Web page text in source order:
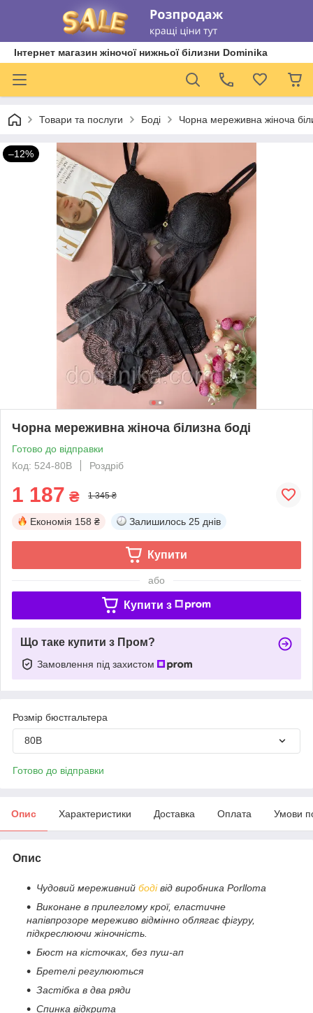
Інтернет магазин жіночої нижньої білизни Dominika
Товари та послуги Боді Чорна мереживна жіноча
–12%
Чорна мереживна жіноча білизна боді
Готово до відправки
Код: 524-80B
Роздріб
1 187 ₴ 1 345 ₴
Економія 158 ₴ Залишилось 25 днів
Купити
або
Купити з
Що таке купити з Пром?
Замовлення під захистом
Розмір бюстгальтера
80B
Готово до відправки
Опис Характеристики Доставка Оплата Умови
Опис
Чудовий мереживний бодівід виробника Porlloma
Виконане в прилеглому крої, еластичне
напівпрозоре мереживо відмінно облягає фігуру,
підкреслюючи жіночність.
Бюст на кісточках, без пуш-ап
Бретелі регулюються
Застібка в два ряди
Спинка відкрита